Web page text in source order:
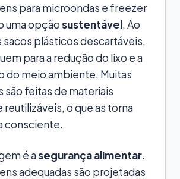
para microondas e freezer
uma opçãosustentável. Ao
sacos plásticos descartáveis,
para a redução do lixo e a
do meio ambiente. Muitas
são feitas de materiais
reutilizáveis, o que as torna
consciente.
é asegurança alimentar.
adequadas são projetadas